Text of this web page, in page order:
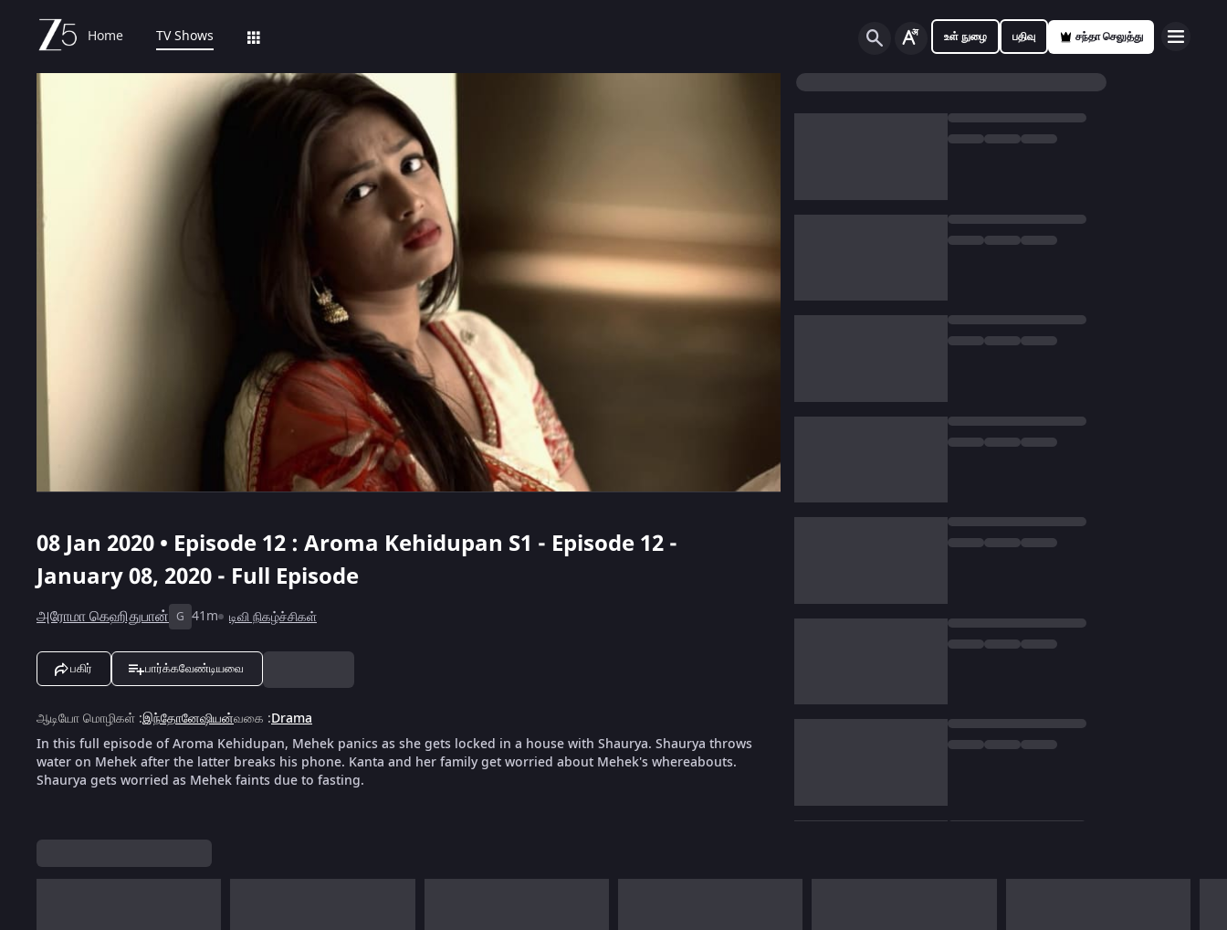
Home TV Shows உள் நுழை பதிவு சந்தா செலுத்து
08 Jan 2020 • Episode 12 : Aroma Kehidupan S1 - Episode 12 -
January 08, 2020 - Full Episode
அரோமா கெஹிதுபான் G 41m டிவி நிகழ்ச்சிகள்
பகிர் பார்க்கவேண்டியவை
ஆடியோ மொழிகள் :இந்தோனேஷியன்வகை :Drama
In this full episode of Aroma Kehidupan, Mehek panics as she gets locked in a house with Shaurya. Shaurya throws
water on Mehek after the latter breaks his phone. Kanta and her family get worried about Mehek's whereabouts.
Shaurya gets worried as Mehek faints due to fasting.